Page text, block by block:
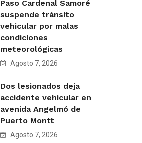
Paso Cardenal Samoré
suspende tránsito
vehicular por malas
condiciones
meteorológicas
Agosto 7, 2026
Dos lesionados deja
accidente vehicular en
avenida Angelmó de
Puerto Montt
Agosto 7, 2026